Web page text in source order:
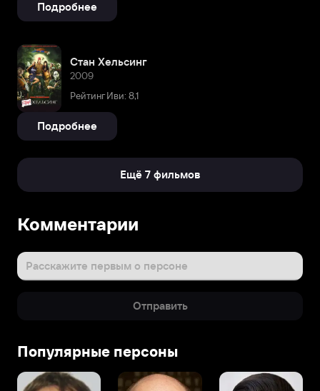
Подробнее
Стан Хельсинг
2009
Рейтинг Иви: 8,1
Подробнее
Ещё 7 фильмов
Комментарии
Расскажите первым о персоне
Отправить
Популярные персоны